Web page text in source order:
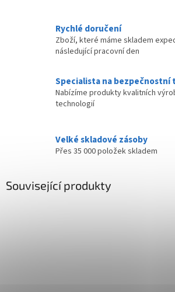
Rychlé doručení
Zboží, které máme skladem
následující pracovní den
Specialista na bezpečnostní
Nabízíme produkty kvalitních
technologií
Velké skladové zásoby
Přes 35 000 položek skladem
Související produkty